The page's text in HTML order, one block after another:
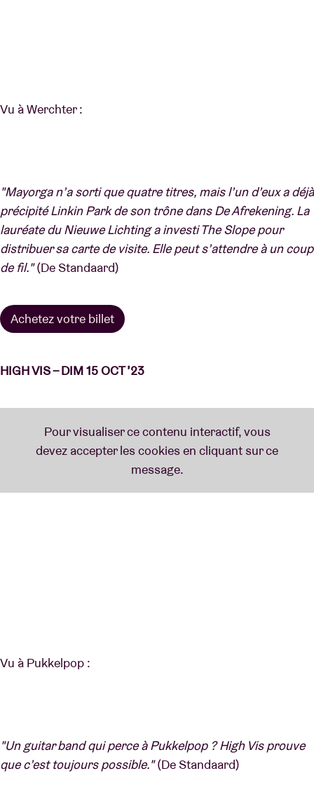
Vu à Werchter :
"Mayorga n’a sorti que quatre titres, mais l’un d’eux a déjà
précipité Linkin Park de son trône dans De Afrekening. La
lauréate du Nieuwe Lichting a investi The Slope pour
distribuer sa carte de visite. Elle peut s’attendre à un coup
de fil."(De Standaard)
Achetez votre billet
HIGH VIS – DIM 15 OCT ’23
Vu à Pukkelpop :
"Un guitar band qui perce à Pukkelpop ? High Vis prouve
que c’est toujours possible."(De Standaard)